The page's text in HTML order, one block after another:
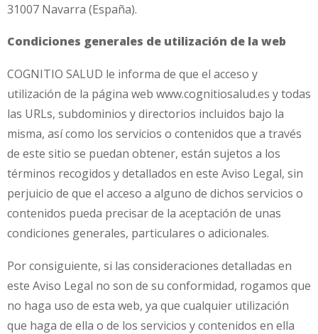
31007 Navarra (España).
Condiciones generales de utilización de la web
COGNITIO SALUD le informa de que el acceso y
utilización de la página web www.cognitiosalud.es y todas
las URLs, subdominios y directorios incluidos bajo la
misma, así como los servicios o contenidos que a través
de este sitio se puedan obtener, están sujetos a los
términos recogidos y detallados en este Aviso Legal, sin
perjuicio de que el acceso a alguno de dichos servicios o
contenidos pueda precisar de la aceptación de unas
condiciones generales, particulares o adicionales.
Por consiguiente, si las consideraciones detalladas en
este Aviso Legal no son de su conformidad, rogamos que
no haga uso de esta web, ya que cualquier utilización
que haga de ella o de los servicios y contenidos en ella